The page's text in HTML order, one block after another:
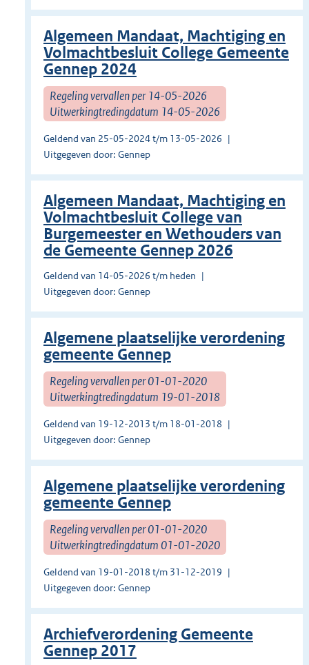
Algemeen Mandaat, Machtiging en
Volmachtbesluit College Gemeente
Gennep 2024
Regeling vervallen per 14-05-2026
Uitwerkingtredingdatum 14-05-2026
Geldend van 25-05-2024 t/m 13-05-2026
Uitgegeven door: Gennep
Algemeen Mandaat, Machtiging en
Volmachtbesluit College van
Burgemeester en Wethouders van
de Gemeente Gennep 2026
Geldend van 14-05-2026 t/m heden
Uitgegeven door: Gennep
Algemene plaatselijke verordening
gemeente Gennep
Regeling vervallen per 01-01-2020
Uitwerkingtredingdatum 19-01-2018
Geldend van 19-12-2013 t/m 18-01-2018
Uitgegeven door: Gennep
Algemene plaatselijke verordening
gemeente Gennep
Regeling vervallen per 01-01-2020
Uitwerkingtredingdatum 01-01-2020
Geldend van 19-01-2018 t/m 31-12-2019
Uitgegeven door: Gennep
Archiefverordening Gemeente
Gennep 2017